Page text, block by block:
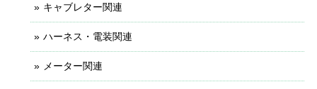
キャブレター関連
ハーネス・電装関連
メーター関連